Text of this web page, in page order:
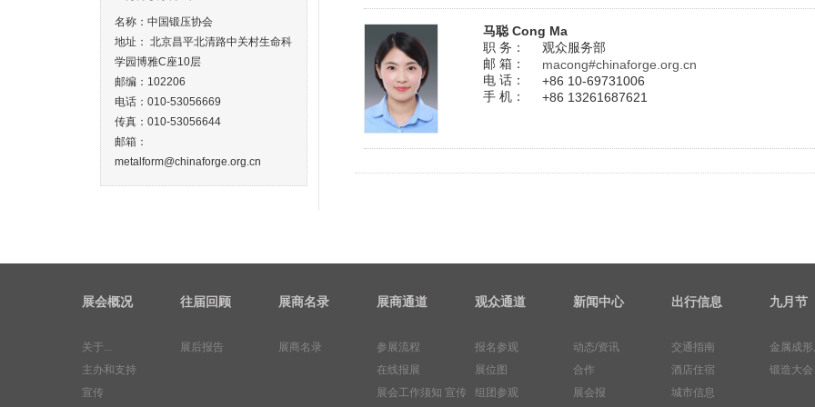
名称：中国锻压协会
地址： 北京昌平北清路中关村生命科
学园博雅C座10层
邮编：102206
电话：010-53056669
传真：010-53056644
邮箱：
metalform@chinaforge.org.cn
马聪 Cong Ma
职 务：
观众服务部
邮 箱：
macong#chinaforge.org.cn
电 话：
+86 10-69731006
手 机：
+86 13261687621
展会概况
关于...
主办和支持
宣传
往届回顾
展后报告
展商名录
展商名录
展商通道
参展流程
在线报展
展会工作须知 宣传
观众通道
报名参观
展位图
组团参观
新闻中心
动态/资讯
合作
展会报
出行信息
交通指南
酒店住宿
城市信息
九月节
金属成
锻造大会